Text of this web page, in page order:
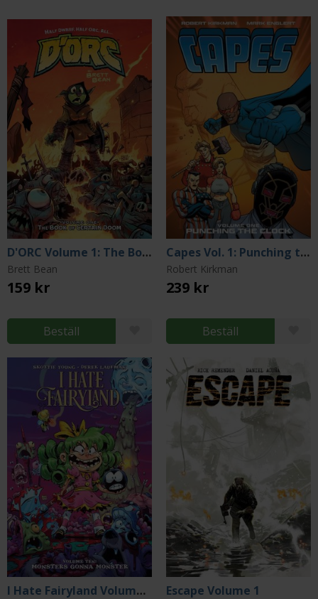
D'ORC Volume 1: The Book of Certain Doom
Brett Bean
159 kr
Beställ
Capes Vol. 1: Punching the Clock
Robert Kirkman
239 kr
Beställ
I Hate Fairyland Volume 10 Escape Volume 1